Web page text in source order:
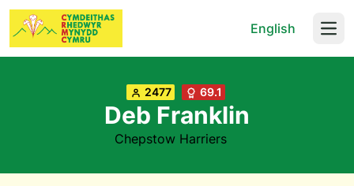
English
2477 69.1
Deb Franklin
Chepstow Harriers